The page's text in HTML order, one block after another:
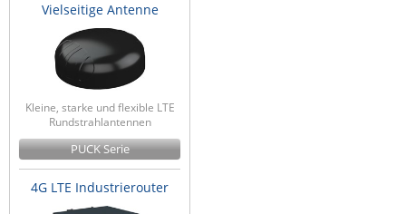
Vielseitige Antenne
Kleine, starke und flexible LTE
Rundstrahlantennen
PUCK Serie
4G LTE Industrierouter